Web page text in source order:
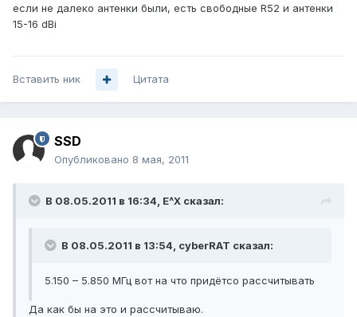
если не далеко антенки были, есть свободные R52 и антенки
15-16 dBi
Вставить ник Цитата
SSD
Опубликовано 8 мая, 2011
В 08.05.2011 в 16:34, E^X сказал:
В 08.05.2011 в 13:54, cyberRAT сказал:
5.150 – 5.850 МГц вот на что придётсо рассчитывать
Да как бы на это и рассчитываю.